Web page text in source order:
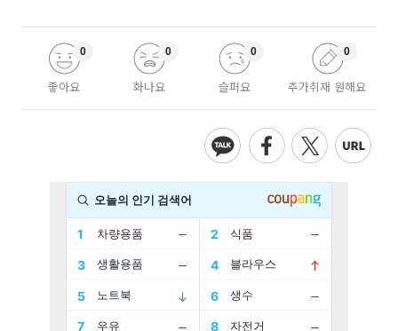
좋아요
0
화나요
0
슬퍼요
0
추가취재 원해요
0